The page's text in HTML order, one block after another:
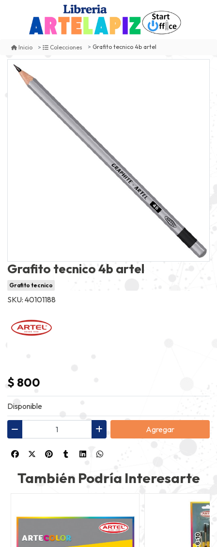
Inicio Colecciones Grafito tecnico 4b artel
Grafito tecnico 4b artel
Grafito tecnico
SKU: 40101188
$ 800
Disponible
Agregar
También Podría Interesarte